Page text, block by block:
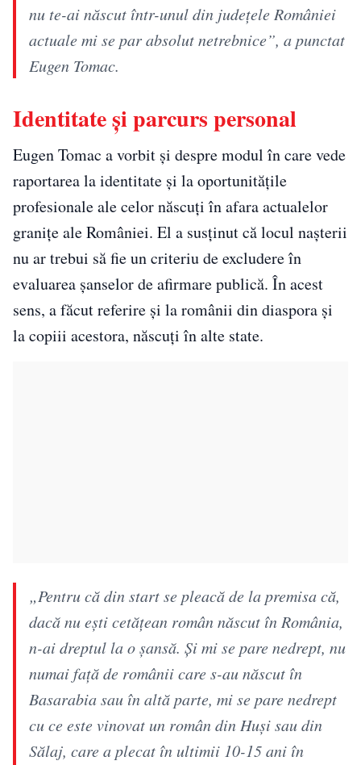
nu te-ai născut într-unul din judeţele României
actuale mi se par absolut netrebnice”, a punctat
Eugen Tomac.
Identitate și parcurs personal
Eugen Tomac a vorbit și despre modul în care vede
raportarea la identitate și la oportunitățile
profesionale ale celor născuți în afara actualelor
granițe ale României. El a susținut că locul nașterii
nu ar trebui să fie un criteriu de excludere în
evaluarea șanselor de afirmare publică. În acest
sens, a făcut referire și la românii din diaspora și
la copiii acestora, născuți în alte state.
„Pentru că din start se pleacă de la premisa că,
dacă nu eşti cetăţean român născut în România,
n-ai dreptul la o şansă. Şi mi se pare nedrept, nu
numai faţă de românii care s-au născut în
Basarabia sau în altă parte, mi se pare nedrept
cu ce este vinovat un român din Huşi sau din
Sălaj, care a plecat în ultimii 10-15 ani în